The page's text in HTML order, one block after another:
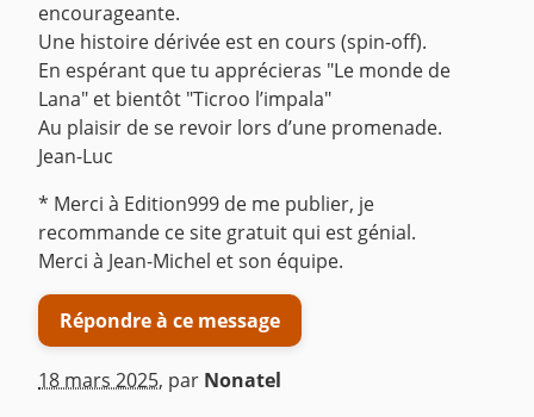
encourageante.
Une histoire dérivée est en cours (spin-off).
En espérant que tu apprécieras "Le monde de
Lana" et bientôt "Ticroo l’impala"
Au plaisir de se revoir lors d’une promenade.
Jean-Luc
* Merci à Edition999 de me publier, je
recommande ce site gratuit qui est génial.
Merci à Jean-Michel et son équipe.
Répondre à ce message
18 mars 2025, par Nonatel